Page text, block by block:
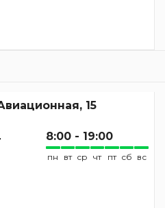
15
8:00 - 19:00
пн вт ср чт пт сб вс